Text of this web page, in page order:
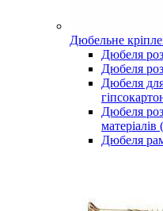
Дюбельне
Дюбеля
Дюбеля
Дюбеля для
Дюбеля
матеріалів
Дюбеля